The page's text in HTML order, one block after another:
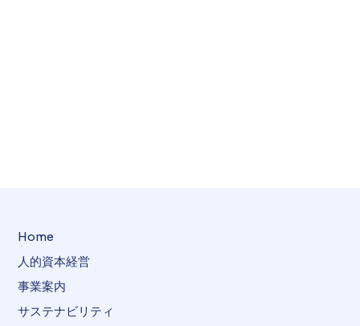
Home
人的資本経営
事業案内
サステナビリティ